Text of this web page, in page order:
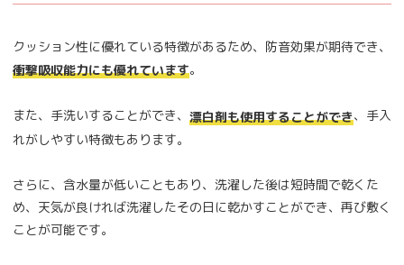
クッション性に優れている特徴があるため、防音効果が期待でき、
衝撃吸収能力にも優れています。
また、手洗いすることができ、 漂白剤も使用することができ、手入
れがしやすい特徴もあります。
さらに、含水量が低いこともあり、洗濯した後は短時間で乾くた
め、天気が良ければ洗濯したその日に乾かすことができ、再び敷く
ことが可能です。